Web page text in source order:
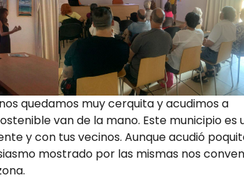
quedamos muy cerquita y acudimos a
van de la mano. Este municipio es
y con tus vecinos. Aunque acudió
mostrado por las mismas nos